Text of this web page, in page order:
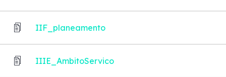
IIF_planeamento
IIIE_AmbitoServico